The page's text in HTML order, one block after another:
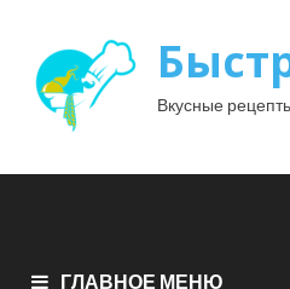
Вкусные
ГЛАВНОЕ МЕНЮ